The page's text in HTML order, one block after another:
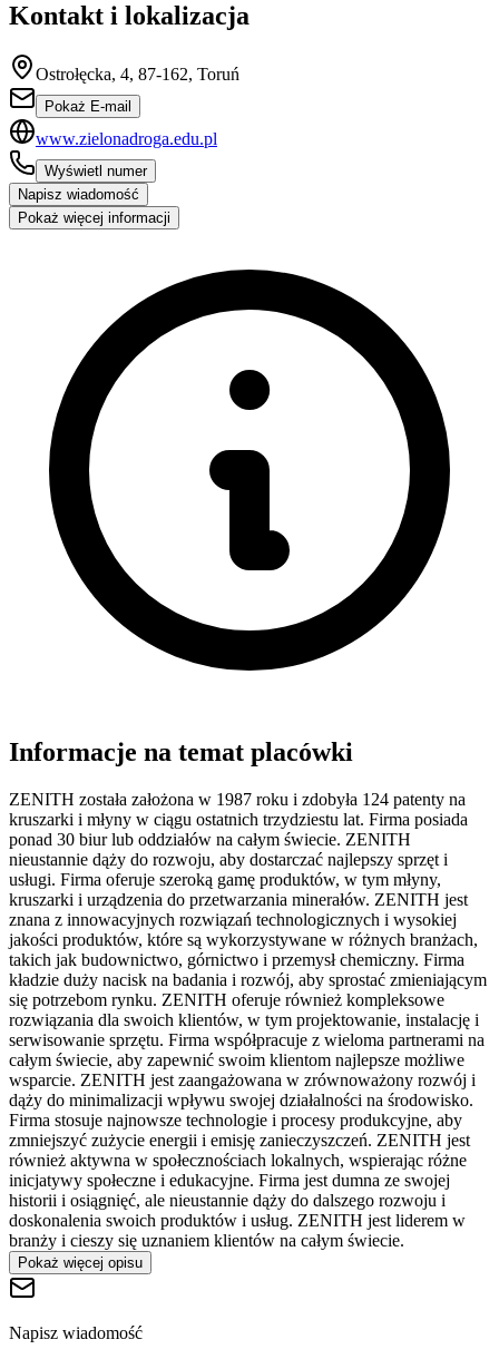
Kontakt i lokalizacja
Ostrołęcka, 4, 87-162, Toruń
Pokaż E-mail
www.zielonadroga.edu.pl
Wyświetl numer
Napisz wiadomość
Pokaż więcej informacji
Informacje na temat placówki
ZENITH została założona w 1987 roku i zdobyła 124 patenty na
kruszarki i młyny w ciągu ostatnich trzydziestu lat. Firma posiada
ponad 30 biur lub oddziałów na całym świecie. ZENITH
nieustannie dąży do rozwoju, aby dostarczać najlepszy sprzęt i
usługi. Firma oferuje szeroką gamę produktów, w tym młyny,
kruszarki i urządzenia do przetwarzania minerałów. ZENITH jest
znana z innowacyjnych rozwiązań technologicznych i wysokiej
jakości produktów, które są wykorzystywane w różnych branżach,
takich jak budownictwo, górnictwo i przemysł chemiczny. Firma
kładzie duży nacisk na badania i rozwój, aby sprostać zmieniającym
się potrzebom rynku. ZENITH oferuje również kompleksowe
rozwiązania dla swoich klientów, w tym projektowanie, instalację i
serwisowanie sprzętu. Firma współpracuje z wieloma partnerami na
całym świecie, aby zapewnić swoim klientom najlepsze możliwe
wsparcie. ZENITH jest zaangażowana w zrównoważony rozwój i
dąży do minimalizacji wpływu swojej działalności na środowisko.
Firma stosuje najnowsze technologie i procesy produkcyjne, aby
zmniejszyć zużycie energii i emisję zanieczyszczeń. ZENITH jest
również aktywna w społecznościach lokalnych, wspierając różne
inicjatywy społeczne i edukacyjne. Firma jest dumna ze swojej
historii i osiągnięć, ale nieustannie dąży do dalszego rozwoju i
doskonalenia swoich produktów i usług. ZENITH jest liderem w
branży i cieszy się uznaniem klientów na całym świecie.
Pokaż więcej opisu
Napisz wiadomość